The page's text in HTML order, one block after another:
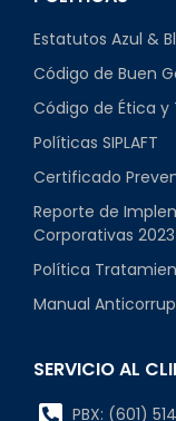
Estatutos Azul &
Código de Buen
Código de Ética y
Políticas SIPLAFT
Certificado
Reporte de
Corporativas 2023
Política
Manual
SERVICIO AL
PBX: (601) 514